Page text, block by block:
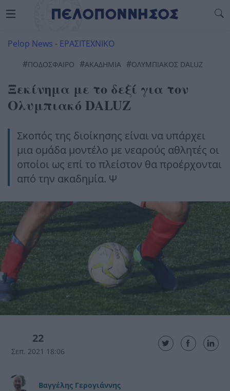
Pelop News - ΕΡΑΣΙΤΕΧΝΙΚΟ
#ΠΟΔΟΣΦΑΙΡΟ #ΑΚΑΔΗΜΙΑ #ΟΛΥΜΠΙΑΚΟΣ DALUZ
Ξεκίνημα με το δεξί για τον
Ολυμπιακό DALUZ
Σκοπός της διοίκησης είναι να υπάρχει
μια ομάδα μοντέλο με νεαρούς αθλητές οι
οποίοι ως επί το πλείστον θα προέρχονται
από την ακαδημία. Ψ
22
Σεπ. 2021 18:06
Βαγγέλης Γερογιάννης